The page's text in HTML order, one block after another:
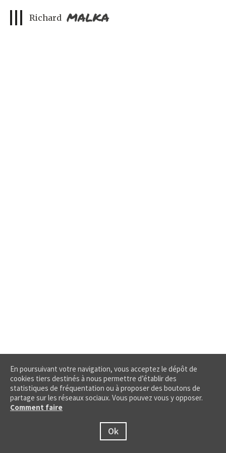
En poursuivant votre navigation, vous acceptez le dépôt de
cookies tiers destinés à nous permettre d’établir des
statistiques de fréquentation ou à proposer des boutons de
partage sur les réseaux sociaux. Vous pouvez vous y opposer.
Comment faire
Ok
Richard